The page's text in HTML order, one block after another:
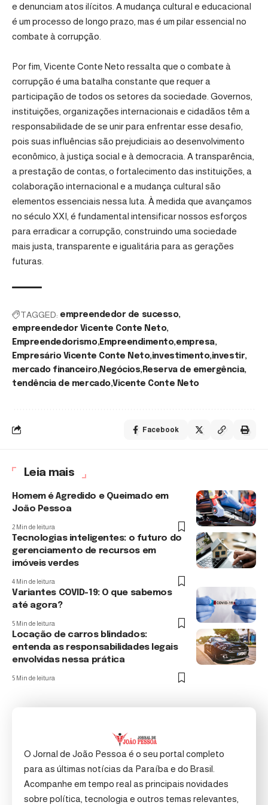
e denunciam atos ilícitos. A mudança cultural e educacional
é um processo de longo prazo, mas é um pilar essencial no
combate à corrupção.
Por fim, Vicente Conte Neto ressalta que o combate à
corrupção é uma batalha constante que requer a
participação de todos os setores da sociedade. Governos,
instituições, organizações internacionais e cidadãos têm a
responsabilidade de se unir para enfrentar esse desafio,
pois suas influências são prejudiciais ao desenvolvimento
econômico, à justiça social e à democracia. A transparência,
a prestação de contas, o fortalecimento das instituições, a
colaboração internacional e a mudança cultural são
elementos essenciais nessa luta. À medida que avançamos
no século XXI, é fundamental intensificar nossos esforços
para erradicar a corrupção, construindo uma sociedade
mais justa, transparente e igualitária para as gerações
futuras.
TAGGED: empreendedor de sucesso
empreendedor Vicente Conte Neto
Empreendedorismo Empreendimento empresa
Empresário Vicente Conte Neto investimento investir
mercado financeiro Negócios Reserva de emergência
tendência de mercado Vicente Conte Neto
Facebook
Leia mais
Homem é Agredido e Queimado em
João Pessoa
2 Min de leitura
Tecnologias inteligentes: o futuro do
gerenciamento de recursos em
imóveis verdes
4 Min de leitura
Variantes COVID-19: O que sabemos
até agora?
5 Min de leitura
Locação de carros blindados:
entenda as responsabilidades legais
envolvidas nessa prática
5 Min de leitura
O Jornal de João Pessoa é o seu portal completo
para as últimas notícias da Paraíba e do Brasil.
Acompanhe em tempo real as principais novidades
sobre política, tecnologia e outros temas relevantes,